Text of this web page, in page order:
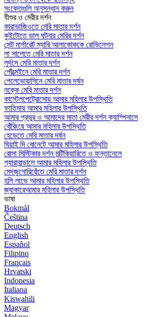
সংকেতগুলি অনুসন্ধান করুন
যীশুর ও মেরীর দর্শন
কারাভাজিওতে মেরি মাতার দর্শন
কুইটোতে ভাল ঘটনার মেরির দর্শন
সেন্ট মার্গারেট ম্যারি আলাকোককে রোভিলেশন
লা সালেতে মেরি মাতার দর্শন
লুর্দসে মেরি মাতার দর্শন
পোঁত্মেইনে মেরি মাতার দর্শন
পেলেভোয়াসিনে মেরি মাতার দর্ষন
নক্কে মেরি মাতার দর্শন
কাস্টেলপেট্রোসোয় আমার মহিলার উপস্থিতি
ফাতিমায় আমার মহিলার উপস্থিতি
আমার প্রভুর ও আমাদের মাতা মেরীর দর্শন ক্যাম্পিনাসে
বোঁরিংয়ে আমার মহিলার উপস্থিতি
হেডেতে মেরি মাতার দর্ষন
ঘিয়াই দি বোনেটে আমার মহিলার উপস্থিতি
রোসা মিস্টিকার দর্শন মন্টিকিয়ারিতে ও ফন্তানেলে
গ্যারাবান্ডালে আমার মহিলার উপস্থিতি
মেদজুগোরিয়েঁতে মেরি মাতার দর্শন
হলি লাভে আমার মহিলার উপস্থিতি
জ্যাকারেআমার মহিলার উপস্থিতি
ভাষা
Bokmål
Čeština
Deutsch
English
Español
Filipino
Français
Hrvatski
Indonesia
Italiana
Kiswahili
Magyar